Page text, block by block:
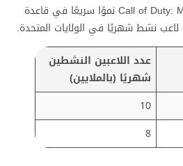
من ناحية أخرى، شهدت Call of Duty: Mobile نموًا سريعًا في قاعدة
عدد اللاعبين النشطين
شهريًا (بالملايين)
10
8